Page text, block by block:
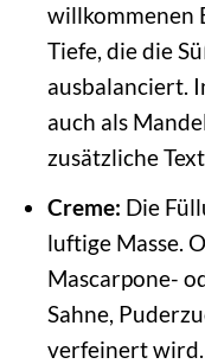
willkommenen
Tiefe, die die
ausbalanciert.
auch als
zusätzliche
Creme: Die
luftige Masse.
Mascarpone-
Sahne,
verfeinert